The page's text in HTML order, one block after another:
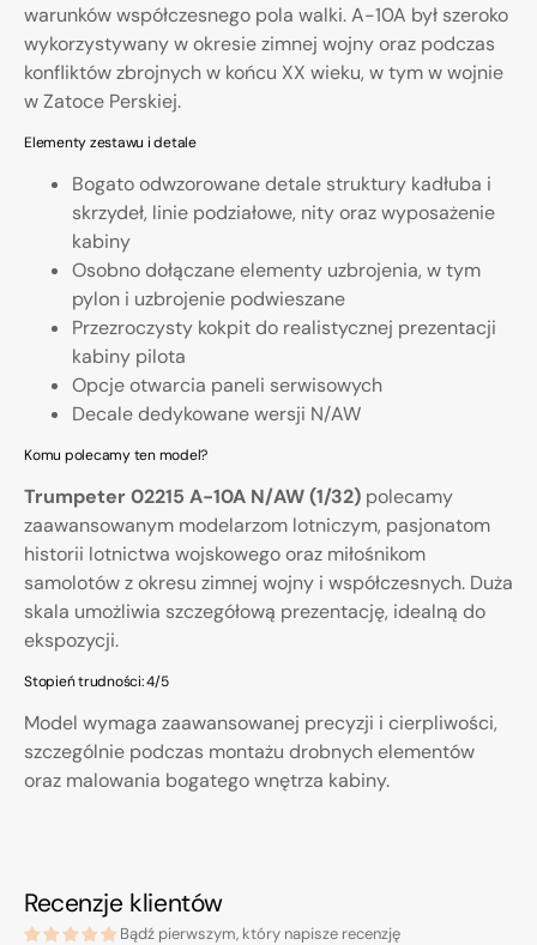
warunków współczesnego pola walki. A-10A był szeroko
wykorzystywany w okresie zimnej wojny oraz podczas
konfliktów zbrojnych w końcu XX wieku, w tym w wojnie
w Zatoce Perskiej.
Elementy zestawu i detale
Bogato odwzorowane detale struktury kadłuba i
skrzydeł, linie podziałowe, nity oraz wyposażenie
kabiny
Osobno dołączane elementy uzbrojenia, w tym
pylon i uzbrojenie podwieszane
Przezroczysty kokpit do realistycznej prezentacji
kabiny pilota
Opcje otwarcia paneli serwisowych
Decale dedykowane wersji N/AW
Komu polecamy ten model?
Trumpeter 02215 A-10A N/AW (1/32) polecamy
zaawansowanym modelarzom lotniczym, pasjonatom
historii lotnictwa wojskowego oraz miłośnikom
samolotów z okresu zimnej wojny i współczesnych. Duża
skala umożliwia szczegółową prezentację, idealną do
ekspozycji.
Stopień trudności: 4/5
Model wymaga zaawansowanej precyzji i cierpliwości,
szczególnie podczas montażu drobnych elementów
oraz malowania bogatego wnętrza kabiny.
Recenzje klientów
Bądź pierwszym, który napisze recenzję